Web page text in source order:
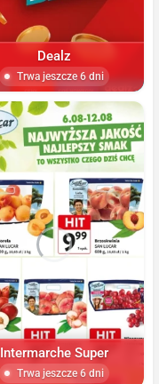
Dealz
Trwa jeszcze 6 dni
Intermarche Super
Trwa jeszcze 6 dni